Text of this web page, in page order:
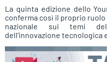
La quinta edizione dello
conferma così il proprio
nazionale sui temi
dell’innovazione tecnologica